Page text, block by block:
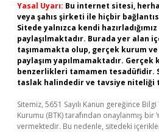
Yasal Uyarı: Bu internet sitesi,
veya şahıs şirketi ile hiçbir
Sitede yalnızca kendi
paylaşılmaktadır. Burada yer alan
taşımamakta olup, gerçek kurum
paylaşım yapılmamaktadır.
benzerlikleri tamamen tesadüfidir.
taslak halindedir ve tavsiye niteliği
Sitemiz, 5651 Sayılı Kanun gereğince
Kurumu (BTK) tarafından onaylanmış bir
vermektedir. Bu nedenle, sitedeki